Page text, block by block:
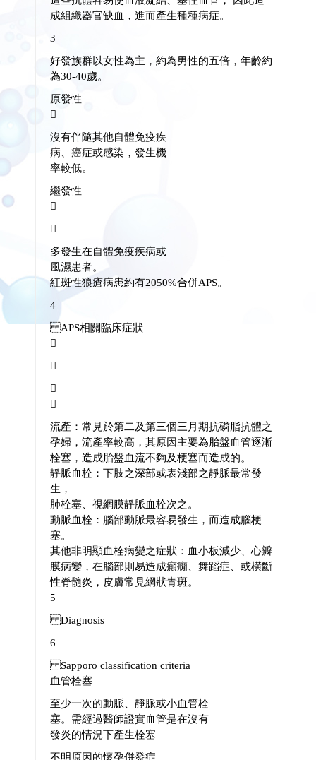
成組織器官缺血，進而產生種種病症。
3
好發族群以女性為主，約為男性的五倍，年齡約
為30-40歲。
原發性

沒有伴隨其他自體免疫疾
病、癌症或感染，發生機
率較低。
繼發性


多發生在自體免疫疾病或
風濕患者。
紅斑性狼瘡病患約有2050%合併APS。
4
APS相關臨床症狀




流產：常見於第二及第三個三月期抗磷脂抗體之
孕婦，流產率較高，其原因主要為胎盤血管逐漸
栓塞，造成胎盤血流不夠及梗塞而造成的。
靜脈血栓：下肢之深部或表淺部之靜脈最常發
生，
肺栓塞、視網膜靜脈血栓次之。
動脈血栓：腦部動脈最容易發生，而造成腦梗
塞。
其他非明顯血栓病變之症狀：血小板減少、心瓣
膜病變，在腦部則易造成癲癇、舞蹈症、或橫斷
性脊髓炎，皮膚常見網狀青斑。
5
Diagnosis
6
Sapporo classification criteria
血管栓塞
至少一次的動脈、靜脈或小血管栓
塞。需經過醫師證實血管是在沒有
發炎的情況下產生栓塞
不明原因的懷孕併發症